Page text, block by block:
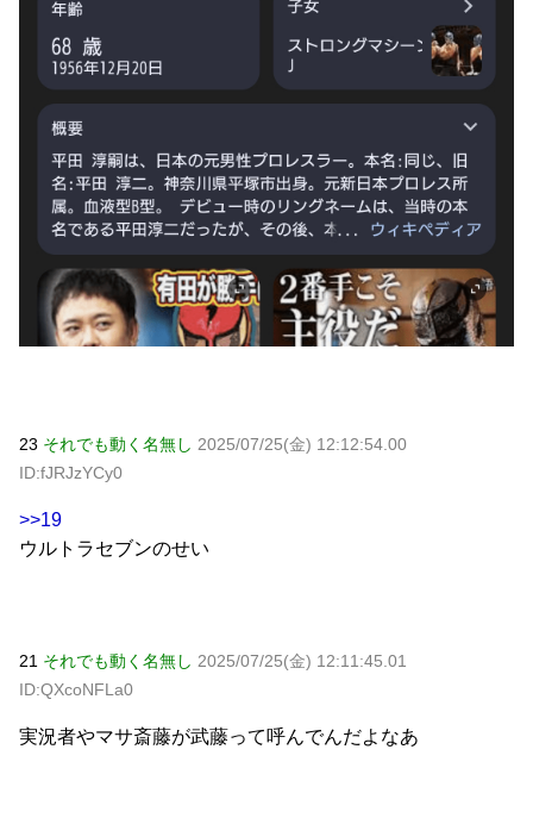
23 それでも動く名無し 2025/07/25(金) 12:12:54.00
ID:fJRJzYCy0
>>19
ウルトラセブンのせい
21 それでも動く名無し 2025/07/25(金) 12:11:45.01
ID:QXcoNFLa0
実況者やマサ斎藤が武藤って呼んでんだよなあ